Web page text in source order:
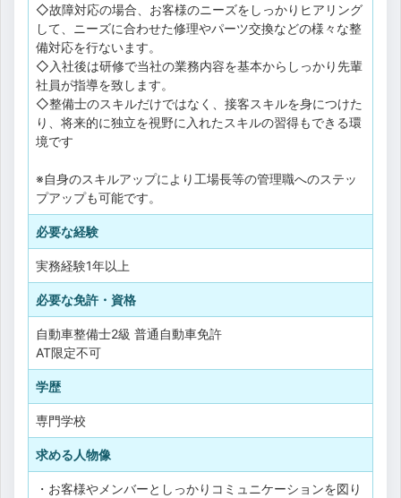
◇故障対応の場合、お客様のニーズをしっかりヒアリング
して、ニーズに合わせた修理やパーツ交換などの様々な整
備対応を行ないます。
◇入社後は研修で当社の業務内容を基本からしっかり先輩
社員が指導を致します。
◇整備士のスキルだけではなく、接客スキルを身につけた
り、将来的に独立を視野に入れたスキルの習得もできる環
境です
※自身のスキルアップにより工場長等の管理職へのステッ
プアップも可能です。
必要な経験
実務経験1年以上
必要な免許・資格
自動車整備士2級 普通自動車免許
AT限定不可
学歴
専門学校
求める人物像
・お客様やメンバーとしっかりコミュニケーションを図り